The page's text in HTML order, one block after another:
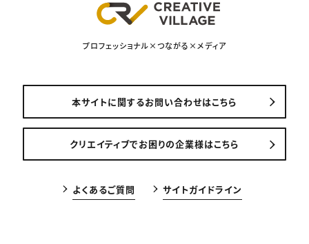
プロフェッショナル×つながる×メディア
本サイトに関するお問い合わせはこちら
クリエイティブでお困りの企業様はこちら
よくあるご質問 サイトガイドライン